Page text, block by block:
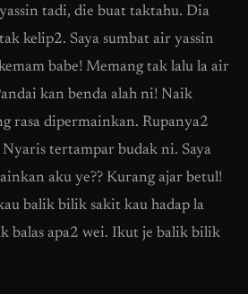
tadi, die buat taktahu. Dia
kelip2. Saya sumbat air yassin
babe! Memang tak lalu la air
kan benda alah ni! Naik
rasa dipermainkan. Rupanya2
tertampar budak ni. Saya
aku ye?? Kurang ajar betul!
balik bilik sakit kau hadap la
balas apa2 wei. Ikut je balik bilik